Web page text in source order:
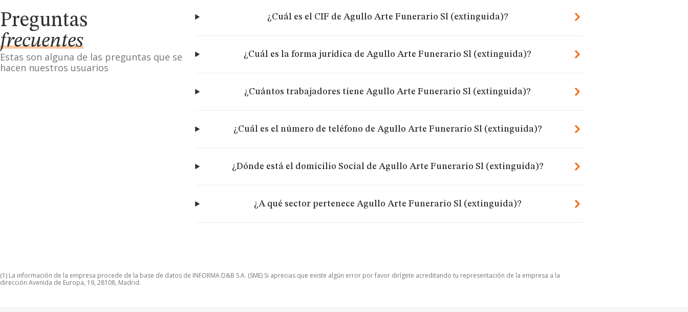
Preguntas
frecuentes
Estas son alguna de las preguntas que se
hacen nuestros usuarios
¿Cuál es el CIF de Agullo Arte Funerario Sl (extinguida)?
¿Cuál es la forma jurídica de Agullo Arte Funerario Sl (extinguida)?
¿Cuántos trabajadores tiene Agullo Arte Funerario Sl (extinguida)?
¿Cuál es el número de teléfono de Agullo Arte Funerario Sl (extinguida)?
¿Dónde está el domicilio Social de Agullo Arte Funerario Sl (extinguida)?
¿A qué sector pertenece Agullo Arte Funerario Sl (extinguida)?
(1) La información de la empresa procede de la base de datos de INFORMA D&B S.A. (SME) Si aprecias que existe algún error por favor dirígete acreditando tu representación de la empresa a la
dirección Avenida de Europa, 19, 28108, Madrid.